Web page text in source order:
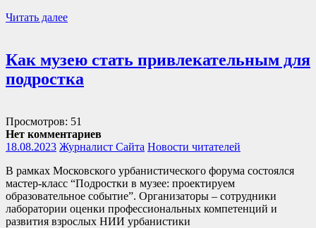
Читать далее
Как музею стать привлекательным для
подростка
Просмотров: 51
Нет комментариев
18.08.2023 Журналист Сайта Новости читателей
В рамках Московского урбанистического форума состоялся
мастер-класс “Подростки в музее: проектируем
образовательное событие”. Организаторы – сотрудники
лаборатории оценки профессиональных компетенций и
развития взрослых НИИ урбанистики